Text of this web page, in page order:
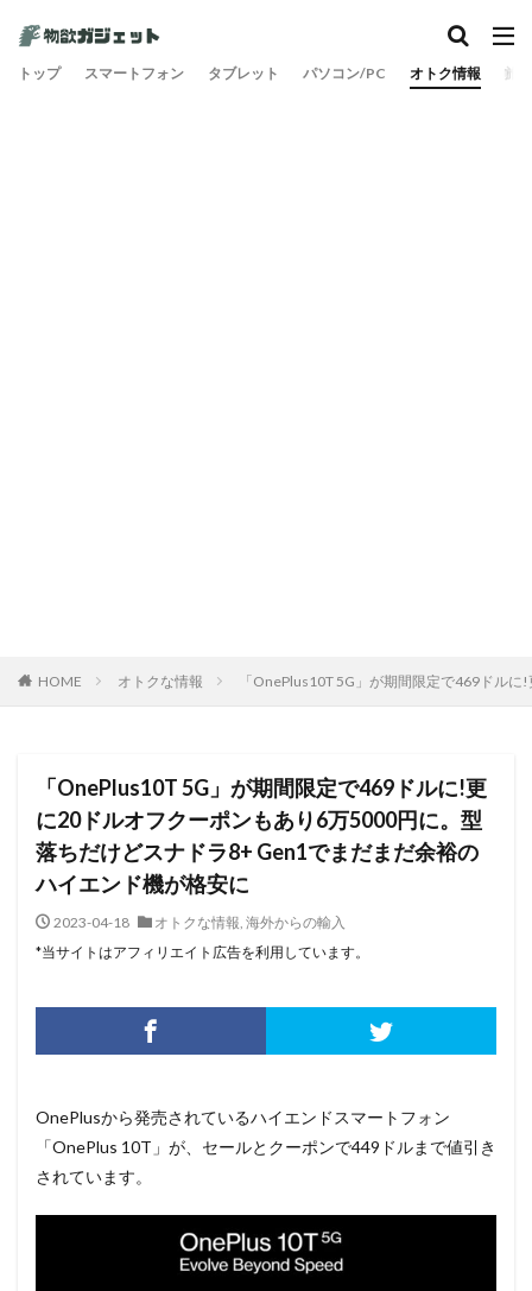
トップ スマートフォン タブレット パソコン/PC オトク情報 旅
HOME オトクな情報 「OnePlus10T 5G」が期間限定で469ドル
「OnePlus10T 5G」が期間限定で469ドルに!更
に20ドルオフクーポンもあり6万5000円に。型
落ちだけどスナドラ8+ Gen1でまだまだ余裕の
ハイエンド機が格安に
2023-04-18 オトクな情報, 海外からの輸入
*当サイトはアフィリエイト広告を利用しています。
OnePlusから発売されているハイエンドスマートフォン
「OnePlus 10T」が、セールとクーポンで449ドルまで値引き
されています。